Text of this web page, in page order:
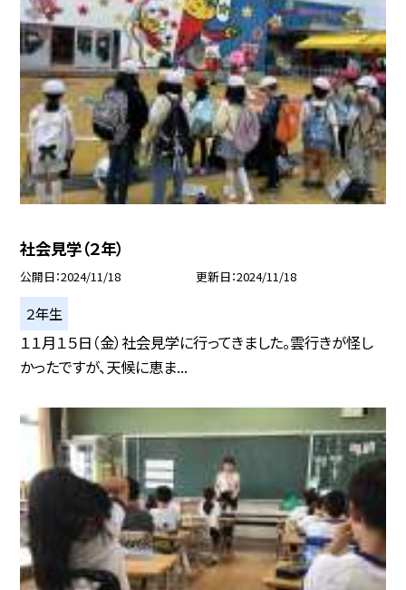
社会見学（２年）
公開日 2024/11/18 更新日 2024/11/18
２年生
１１月１５日（金）社会見学に行ってきました。雲行きが怪し
かったですが、天候に恵ま...